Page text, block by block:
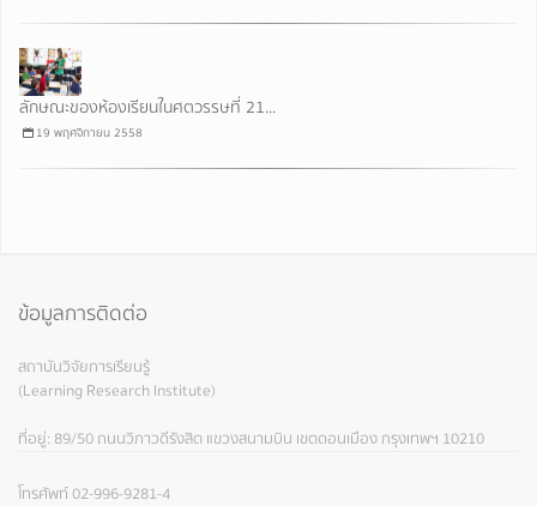
ลักษณะของห้องเรียนในศตวรรษที่ 21...
19 พฤศจิกายน 2558
ข้อมูลการติดต่อ
สถาบันวิจัยการเรียนรู้
(Learning Research Institute)
ที่อยู่: 89/50 ถนนวิภาวดีรังสิต แขวงสนามบิน เขตดอนเมือง กรุงเทพฯ 10210
โทรศัพท์ 02-996-9281-4